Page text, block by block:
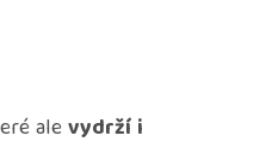
alevydrží i